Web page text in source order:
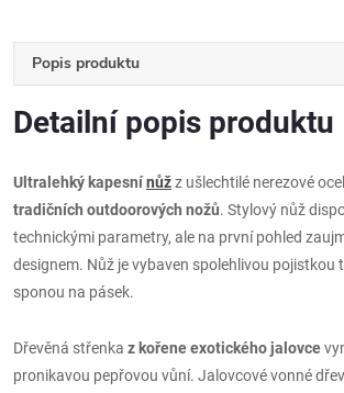
Popis produktu
Detailní popis produktu
Ultralehký kapesnínůžz ušlechtilé nerezové
tradičních outdoorových nožů. Stylový nůž
technickými parametry, ale na první pohled
designem. Nůž je vybaven spolehlivou pojistkou
sponou na pásek.
Dřevěná střenka z kořene exotického jalovce
pronikavou pepřovou vůní. Jalovcové vonné